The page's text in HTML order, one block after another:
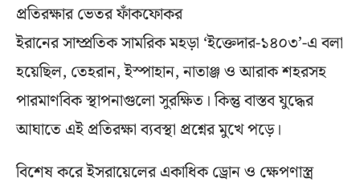
প্রতিরক্ষার ভেতর ফাঁকফোকর
ইরানের সাম্প্রতিক সামরিক মহড়া ‘ইক্তেদার-১৪০৩’-এ বলা
হয়েছিল, তেহরান, ইস্পাহান, নাতাঞ্জ ও আরাক শহরসহ
পারমাণবিক স্থাপনাগুলো সুরক্ষিত। কিন্তু বাস্তব যুদ্ধের
আঘাতে এই প্রতিরক্ষা ব্যবস্থা প্রশ্নের মুখে পড়ে।
বিশেষ করে ইসরায়েলের একাধিক ড্রোন ও ক্ষেপণাস্ত্র